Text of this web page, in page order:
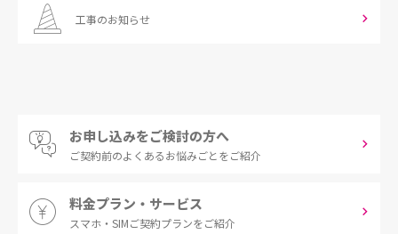
工事のお知らせ
お申し込みをご検討の方へ
ご契約前のよくあるお悩みごとをご紹介
料金プラン・サービス
スマホ・SIMご契約プランをご紹介